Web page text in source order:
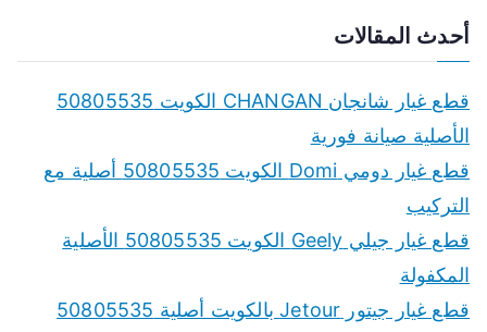
r
أحدث المقالات
قطع غيار شانجان CHANGAN الكويت 50805535
الأصلية صيانة فورية
قطع غيار دومي Domi الكويت 50805535 أصلية مع
التركيب
قطع غيار جيلي Geely الكويت 50805535 الأصلية
المكفولة
قطع غيار جيتور Jetour بالكويت أصلية 50805535